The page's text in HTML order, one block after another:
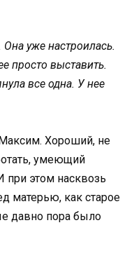
Она уже настроилась.
просто выставить.
все одна. У нее
Хороший, не
умеющий
при этом насквозь
матерью, как старое
давно пора было